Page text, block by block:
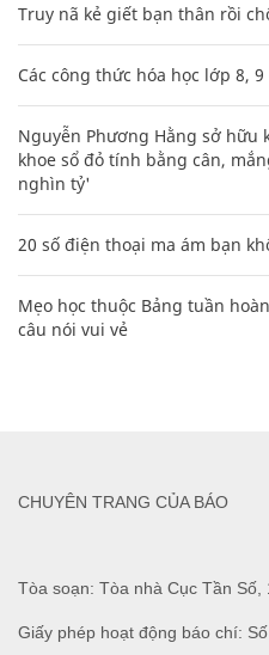
Truy nã kẻ giết bạn thân rồi
Các công thức hóa học lớp 8,
Nguyễn Phương Hằng sở
khoe sổ đỏ tính bằng cân,
nghìn tỷ'
20 số điện thoại ma ám bạn
Mẹo học thuộc Bảng tuần
câu nói vui vẻ
Tòa soạn: Tòa nhà Cục Tần Số,
Giấy phép hoạt động báo chí:
CHUYÊN TRANG CỦA BÁO